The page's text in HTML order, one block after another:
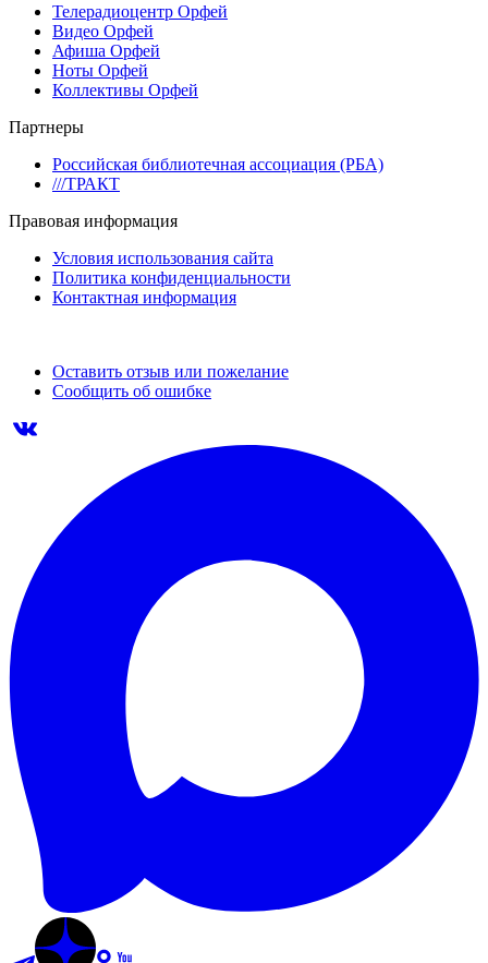
Телерадиоцентр Орфей
Видео Орфей
Афиша Орфей
Ноты Орфей
Коллективы Орфей
Партнеры
Российская библиотечная ассоциация (РБА)
///ТРАКТ
Правовая информация
Условия использования сайта
Политика конфиденциальности
Контактная информация
Оставить отзыв или пожелание
Сообщить об ошибке